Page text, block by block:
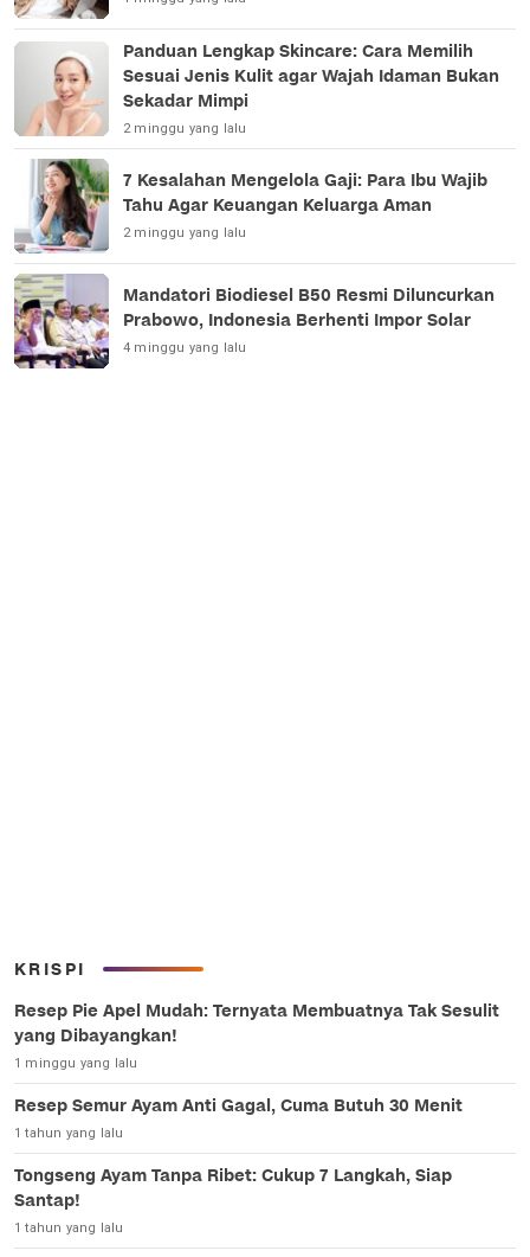
Panduan Lengkap Skincare: Cara Memilih
Sesuai Jenis Kulit agar Wajah Idaman Bukan
Sekadar Mimpi
2 minggu yang lalu
7 Kesalahan Mengelola Gaji: Para Ibu Wajib
Tahu Agar Keuangan Keluarga Aman
2 minggu yang lalu
Mandatori Biodiesel B50 Resmi Diluncurkan
Prabowo, Indonesia Berhenti Impor Solar
4 minggu yang lalu
KRISPI
Resep Pie Apel Mudah: Ternyata Membuatnya Tak Sesulit
yang Dibayangkan!
1 minggu yang lalu
Resep Semur Ayam Anti Gagal, Cuma Butuh 30 Menit
1 tahun yang lalu
Tongseng Ayam Tanpa Ribet: Cukup 7 Langkah, Siap
Santap!
1 tahun yang lalu